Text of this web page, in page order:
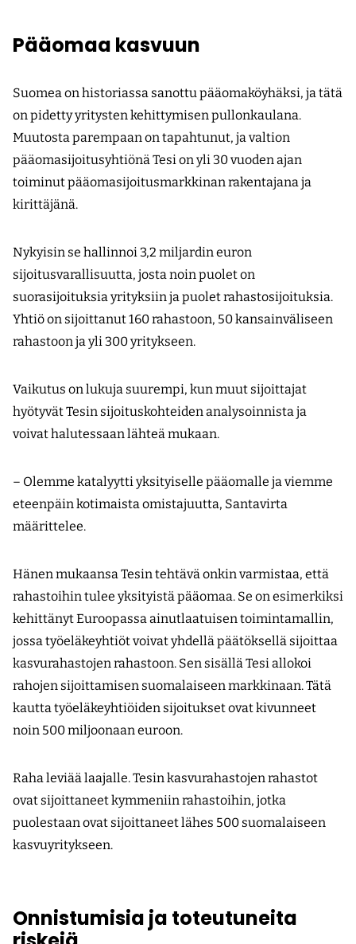
Pääomaa kasvuun
Suomea on historiassa sanottu pääomaköyhäksi, ja tätä
on pidetty yritysten kehittymisen pullonkaulana.
Muutosta parempaan on tapahtunut, ja valtion
pääomasijoitusyhtiönä Tesi on yli 30 vuoden ajan
toiminut pääomasijoitusmarkkinan rakentajana ja
kirittäjänä.
Nykyisin se hallinnoi 3,2 miljardin euron
sijoitusvarallisuutta, josta noin puolet on
suorasijoituksia yrityksiin ja puolet rahastosijoituksia.
Yhtiö on sijoittanut 160 rahastoon, 50 kansainväliseen
rahastoon ja yli 300 yritykseen.
Vaikutus on lukuja suurempi, kun muut sijoittajat
hyötyvät Tesin sijoituskohteiden analysoinnista ja
voivat halutessaan lähteä mukaan.
– Olemme katalyytti yksityiselle pääomalle ja viemme
eteenpäin kotimaista omistajuutta, Santavirta
määrittelee.
Hänen mukaansa Tesin tehtävä onkin varmistaa, että
rahastoihin tulee yksityistä pääomaa. Se on esimerkiksi
kehittänyt Euroopassa ainutlaatuisen toimintamallin,
jossa työeläkeyhtiöt voivat yhdellä päätöksellä sijoittaa
kasvurahastojen rahastoon. Sen sisällä Tesi allokoi
rahojen sijoittamisen suomalaiseen markkinaan. Tätä
kautta työeläkeyhtiöiden sijoitukset ovat kivunneet
noin 500 miljoonaan euroon.
Raha leviää laajalle. Tesin kasvurahastojen rahastot
ovat sijoittaneet kymmeniin rahastoihin, jotka
puolestaan ovat sijoittaneet lähes 500 suomalaiseen
kasvuyritykseen.
Onnistumisia ja toteutuneita